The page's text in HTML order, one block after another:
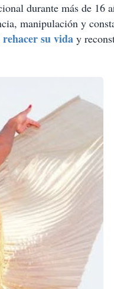
durante más de 16
manipulación y
su vida y